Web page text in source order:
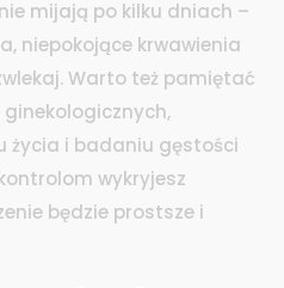
mijają po kilku dniach –
niepokojące krwawienia
Warto też pamiętać
życia i badaniu gęstości
wykryjesz
będzie prostsze i